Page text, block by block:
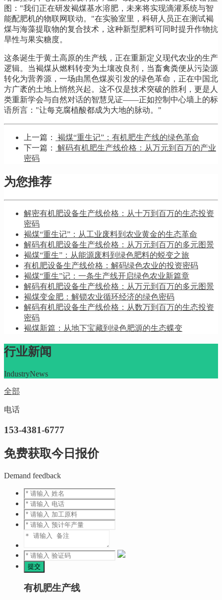
图："我们正在研发褐煤基水溶肥，未来将实现滴灌系统与智
能配肥机的物联网联动。"在实验室里，科研人员正在测试褐
煤与海藻提取物的复合技术，这种新型肥料可同时提升作物抗
旱性与果实糖度。
这条诞生于黄土高原的生产线，正在重新定义现代农业的生产
逻辑。当褐煤从燃料转变为土壤改良剂，当畜禽粪便从污染源
转化为营养源，一场由黑色煤炭引发的绿色革命，正在中国北
方广袤的土地上悄然兴起。这不仅是技术突破的胜利，更是人
类重新学会与自然对话的智慧见证——正如控制中心墙上的标
语所言："让每克腐植酸都成为大地的脉动。"
上一篇：
褐煤“重生记”：有机肥生产线的绿色革命
下一篇：
解码有机肥生产线价格：从万元到百万的产业
密码
为您推荐
解密有机肥设备生产线价格：从十万到百万的生态投资
密码
褐煤“重生记”：从工业废料到农业黄金的生态革命
解码有机肥设备生产线价格：从万元到百万的多元图景
褐煤“重生”：从能源废料到绿色肥料的蜕变之旅
有机肥设备生产线价格：解码绿色农业的投资密码
褐煤“重生”记：一条生产线开启绿色农业新篇章
解码有机肥设备生产线价格：从万元到百万的多元图景
褐煤变金肥：解锁农业循环经济的绿色密码
解码有机肥设备生产线价格：从数万到百万的生态投资
密码
褐煤新篇：从地下宝藏到绿色肥源的生态蝶变
行业新闻
IndustryNews
全部
电话
153-4381-6777
免费获取今日报价
Demand feedback
有机肥生产线